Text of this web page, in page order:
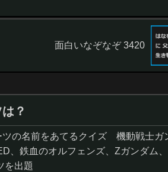
面白いなぞなぞ 3420
？
ツの名前をあてるクイズ 機動戦士ガ
、鉄血のオルフェンズ、Zガンダム
を出題